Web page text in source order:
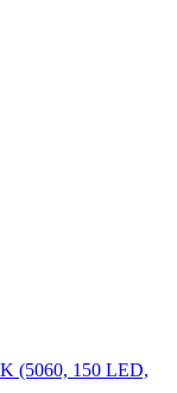
(5060, 150 LED,